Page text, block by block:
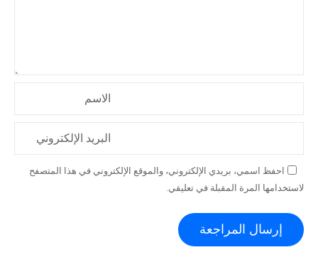
الاسم
البريد الإلكتروني
احفظ اسمي، بريدي الإلكتروني، والموقع الإلكتروني في هذا المتصفح
لاستخدامها المرة المقبلة في تعليقي.